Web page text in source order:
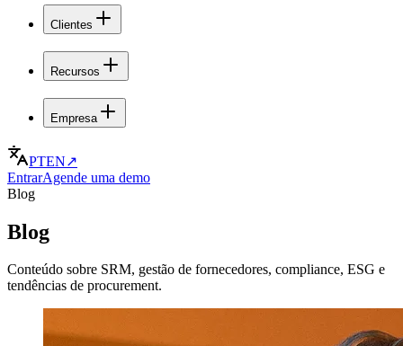
Clientes
Recursos
Empresa
PTEN↗
EntrarAgende uma demo
Blog
Blog
Conteúdo sobre SRM, gestão de fornecedores, compliance, ESG e
tendências de procurement.